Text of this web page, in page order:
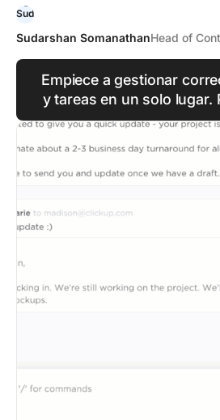
Sudarshan SomanathanHead of
Empiece a gestionar
y tareas en un solo lugar.